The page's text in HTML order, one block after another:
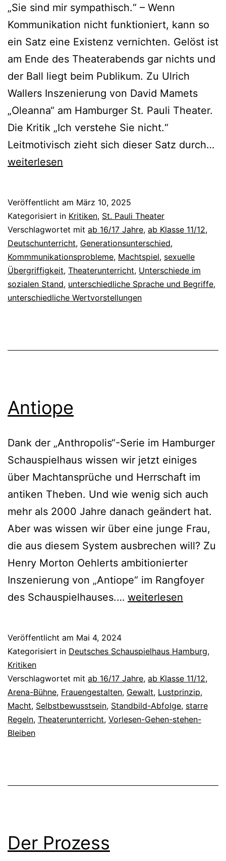
„Sie sind mir sympathisch.“ – Wenn
Kommunikation nicht funktioniert, kann so
ein Satz eine Existenz vernichten. Gelöst ist
am Ende des Theaterabends gar nichts und
der Ball liegt beim Publikum. Zu Ulrich
Wallers Inszenierung von David Mamets
„Oleanna“ am Hamburger St. Pauli Theater.
Die Kritik „Ich verstehe Sie nicht.“
Leitmotivisch zieht sich dieser Satz durch…
weiterlesen
Veröffentlicht am März 10, 2025
Kategorisiert in Kritiken, St. Pauli Theater
Verschlagwortet mit ab 16/17 Jahre, ab Klasse 11/12,
Deutschunterricht, Generationsunterschied,
Kommmunikationsprobleme, Machtspiel, sexuelle
Übergriffigkeit, Theaterunterricht, Unterschiede im
sozialen Stand, unterschiedliche Sprache und Begriffe,
unterschiedliche Wertvorstellungen
Antiope
Dank der „Anthropolis“-Serie im Hamburger
Schauspielhaus wissen wir jetzt einiges
über Machtansprüche und Herrschaft im
antiken Theben. Und wie wenig sich auch
mehr als 2000 Jahre danach geändert hat.
Aber was wissen wir über eine junge Frau,
die aus diesem System ausbrechen will? Zu
Henry Morton Oehlerts ambitionierter
Inszenierung von „Antiope“ im Rangfoyer
des Schauspielhauses.… Antiope
weiterlesen
Veröffentlicht am Mai 4, 2024
Kategorisiert in Deutsches Schauspielhaus Hamburg,
Kritiken
Verschlagwortet mit ab 16/17 Jahre, ab Klasse 11/12,
Arena-Bühne, Frauengestalten, Gewalt, Lustprinzip,
Macht, Selbstbewusstsein, Standbild-Abfolge, starre
Regeln, Theaterunterricht, Vorlesen-Gehen-stehen-
Bleiben
Der Prozess